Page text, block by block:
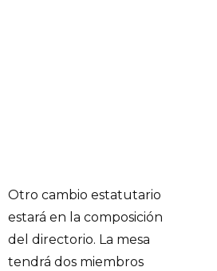
Otro cambio estatutario
estará en la composición
del directorio. La mesa
tendrá dos miembros